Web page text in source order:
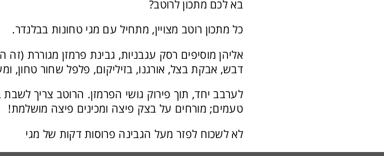
בא לכם מתכון לרוטב?
כל מתכון רוטב מצויין, מתחיל עם מגי טחונות בבלנדר.
אליהן מוסיפים רסק עגבניות, גבינת פרמזן מגוררת
דבש, אבקת בצל, אורגנו, בזיליקום, פלפל שחור טחון,
טעמים; מורחים על בצק פיצה ומכינים פיצה מושלמת!
לא לשכוח לפזר מעל הגבינה פרוסות דקות של מגי